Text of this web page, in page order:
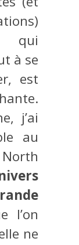
qui
à se
est
j’ai
au
l’on
ne